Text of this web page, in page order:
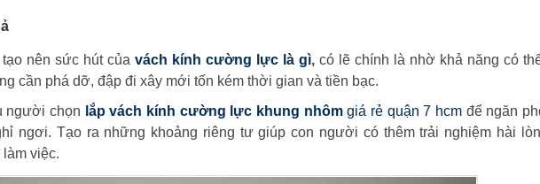
nên sức hút của vách kính cường lực là gì,có lẽ chính là nhờ khả năng có
cần phá dỡ, đập đi xây mới tốn kém thời gian và tiền bạc.
người chọn lắp vách kính cường lực khung nhômgiá rẻ quận 7 hcmđể ngăn
ngơi. Tạo ra những khoảng riêng tư giúp con người có thêm trải nghiệm hài
việc.